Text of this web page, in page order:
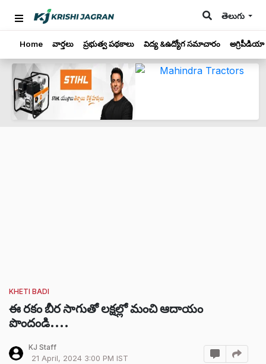
తెలుగు
Home వార్తలు ప్రభుత్వ పథకాలు విద్య &ఉద్యోగ సమాచారం అగ్రిపీడియా
KHETI BADI
ఈ రకం బీర సాగుతో లక్షల్లో మంచి ఆదాయం
పొందండి....
KJ Staff
21 April, 2024 3:00 PM IST